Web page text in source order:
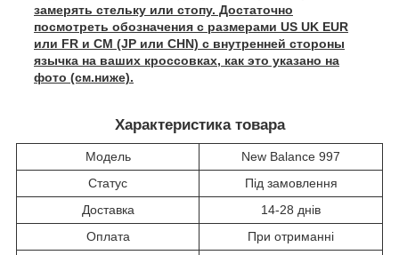
замерять стельку или стопу. Достаточно
посмотреть обозначения с размерами US UK EUR
или FR и СМ (JP или CHN) с внутренней стороны
язычка на ваших кроссовках, как это указано на
фото (см.ниже).
Характеристика товара
Модель
New Balance 997
Статус
Під замовлення
Доставка
14-28 днів
Оплата
При отриманні